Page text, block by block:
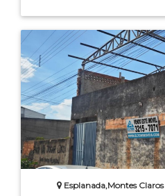
Esplanada,Montes Claros